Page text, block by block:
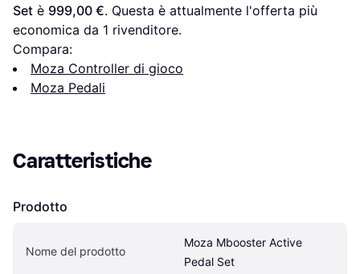
Set è 999,00 €. Questa è attualmente l'offerta più
economica da 1 rivenditore.
Compara:
Moza Controller di gioco
Moza Pedali
Caratteristiche
Prodotto
Nome del prodotto
Moza Mbooster Active
Pedal Set